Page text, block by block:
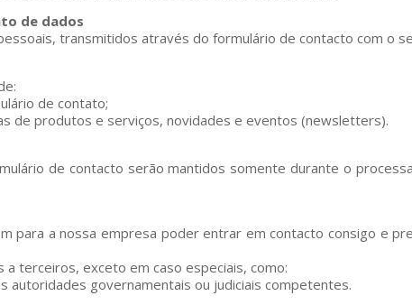
de dados
transmitidos através do formulário de contacto com o
de contato;
de produtos e serviços, novidades e eventos (newsletters).
de contacto serão mantidos somente durante o
para a nossa empresa poder entrar em contacto consigo e
terceiros, exceto em caso especiais, como:
autoridades governamentais ou judiciais competentes.